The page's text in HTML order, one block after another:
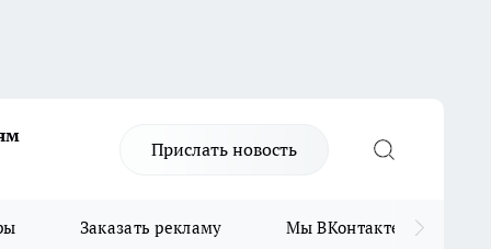
Прислать новость
Заказать рекламу Мы ВКонтакте